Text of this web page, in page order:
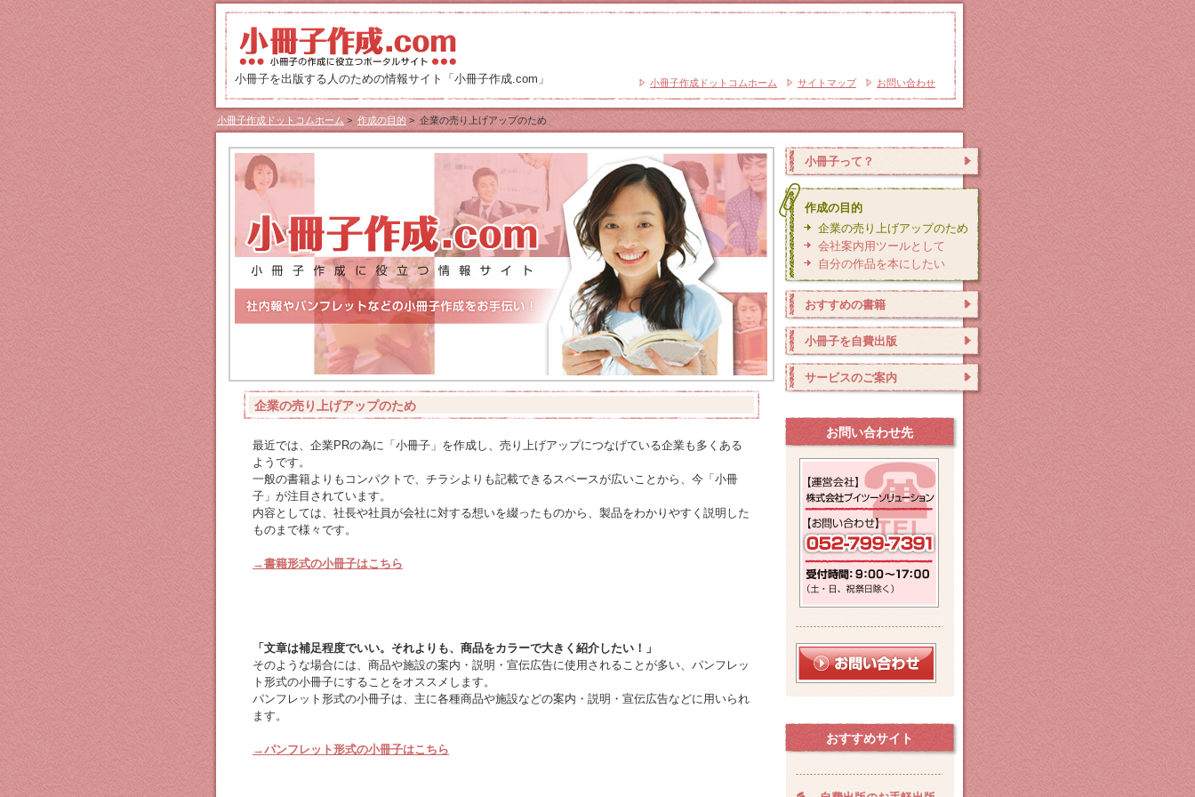
小冊子を出版する人のための情報サイト「小冊子作成.com」 小冊子作成ドットコムホーム サイトマップ お問い合わせ
小冊子作成ドットコムホーム > 作成の目的 > 企業の売り上げアップのため
企業の売り上げアップのため
最近では、企業PRの為に「小冊子」を作成し、売り上げアップにつなげている企業も多くある
ようです。
一般の書籍よりもコンパクトで、チラシよりも記載できるスペースが広いことから、今「小冊
子」が注目されています。
内容としては、社長や社員が会社に対する想いを綴ったものから、製品をわかりやすく説明した
ものまで様々です。
→書籍形式の小冊子はこちら
「文章は補足程度でいい。それよりも、商品をカラーで大きく紹介したい！」
そのような場合には、商品や施設の案内・説明・宣伝広告に使用されることが多い、パンフレッ
ト形式の小冊子にすることをオススメします。
パンフレット形式の小冊子は、主に各種商品や施設などの案内・説明・宣伝広告などに用いられ
ます。
→パンフレット形式の小冊子はこちら
小冊子って？
作成の目的
企業の売り上げアップのため
会社案内用ツールとして
自分の作品を本にしたい
おすすめの書籍
小冊子を自費出版
サービスのご案内
お問い合わせ先
おすすめサイト